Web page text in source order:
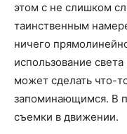
этом с не слишком
таинственным
ничего
использование
может сделать что-
запоминающимся. В
съемки в движении.